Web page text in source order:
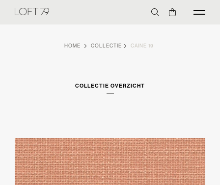
HOME COLLECTIE CAINE 19
COLLECTIE OVERZICHT